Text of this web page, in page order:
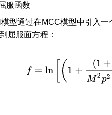
服函数
型通过在MCC模型中引入一
屈服面方程：
f= 1+ χ)q